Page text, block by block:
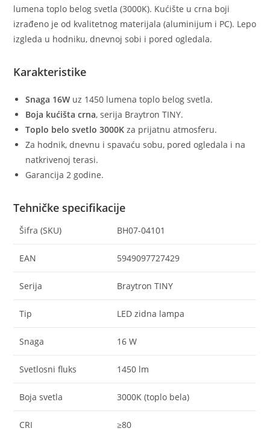
lumena toplo belog svetla (3000K). Kućište u crna boji
izrađeno je od kvalitetnog materijala (aluminijum i PC). Lepo
izgleda u hodniku, dnevnoj sobi i pored ogledala.
Karakteristike
Snaga 16W uz 1450 lumena toplo belog svetla.
Boja kućišta crna, serija Braytron TINY.
Toplo belo svetlo 3000K za prijatnu atmosferu.
Za hodnik, dnevnu i spavaću sobu, pored ogledala i na
natkrivenoj terasi.
Garancija 2 godine.
Tehničke specifikacije
Šifra (SKU) BH07-04101
EAN 5949097727429
Serija Braytron TINY
Tip LED zidna lampa
Snaga 16 W
Svetlosni fluks 1450 lm
Boja svetla 3000K (toplo bela)
CRI ≥80